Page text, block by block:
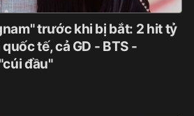
trước khi bị bắt: 2 hit tỷ
tế, cả GD - BTS -
đầu"